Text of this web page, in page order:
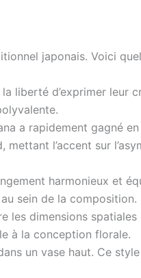
japonais. Voici
liberté d’exprimer leur
a rapidement gagné
l’accent sur
harmonieux et
sein de la composition.
les dimensions
à la conception florale.
un vase haut. Ce